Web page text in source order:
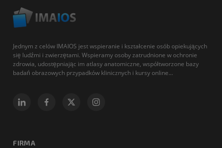
Jednym z celów IMAIOS jest wspieranie i kształcenie osób opiekujących
się ludźmi i zwierzętami. Wspieramy osoby zatrudnione w ochronie
zdrowia, udostępniając im atlasy anatomiczne, współtworzone bazy
badań obrazowych przypadków klinicznych i kursy online...
FIRMA